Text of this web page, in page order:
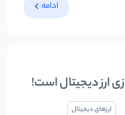
ادامه
ارز دیجیتال است!
ارزهای دیجیتال